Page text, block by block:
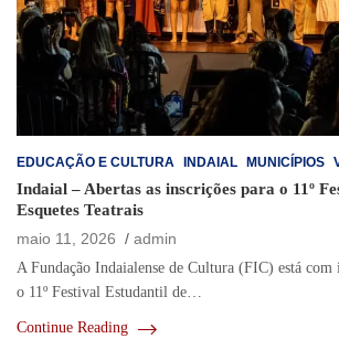
EDUCAÇÃO E CULTURA INDAIAL MUNICÍPIOS
Indaial – Abertas as inscrições para o 11º
Esquetes Teatrais
maio 11, 2026
admin
A Fundação Indaialense de Cultura (FIC) está com
o 11º Festival Estudantil de…
Continue Reading